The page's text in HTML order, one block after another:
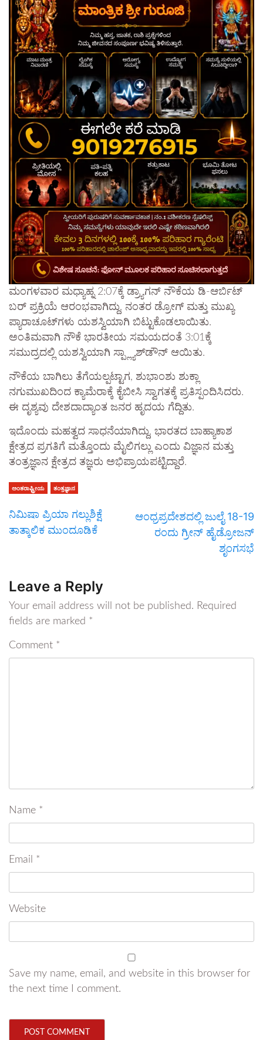
ಮಂಗಳವಾರ ಮಧ್ಯಾಹ್ನ 2:07ಕ್ಕೆ ಡ್ರ್ಯಾಗನ್ ನೌಕೆಯ ಡಿ-ಆರ್ಬಿಟ್‌
ಬರ್ ಪ್ರಕ್ರಿಯೆ ಆರಂಭವಾಗಿದ್ದು, ನಂತರ ಡ್ರೋಗ್ ಮತ್ತು ಮುಖ್ಯ
ಪ್ಯಾರಾಚೂಟ್‌ಗಳು ಯಶಸ್ವಿಯಾಗಿ ಬಿಟ್ಟುಕೊಡಲಾಯಿತು.
ಅಂತಿಮವಾಗಿ ನೌಕೆ ಭಾರತೀಯ ಸಮಯದಂತೆ 3:01ಕ್ಕೆ
ಸಮುದ್ರದಲ್ಲಿ ಯಶಸ್ವಿಯಾಗಿ ಸ್ಪ್ಲ್ಯಾಶ್‌ಡೌನ್ ಆಯಿತು.
ನೌಕೆಯ ಬಾಗಿಲು ತೆಗೆಯಲ್ಪಟ್ಟಾಗ, ಶುಭಾಂಶು ಶುಕ್ಲಾ
ನಗುಮುಖದಿಂದ ಕ್ಯಾಮೆರಾಕ್ಕೆ ಕೈಬೀಸಿ ಸ್ವಾಗತಕ್ಕೆ ಪ್ರತಿಸ್ಪಂದಿಸಿದರು.
ಈ ದೃಶ್ಯವು ದೇಶದಾದ್ಯಾಂತ ಜನರ ಹೃದಯ ಗೆದ್ದಿತು.
ಇದೊಂದು ಮಹತ್ವದ ಸಾಧನೆಯಾಗಿದ್ದು, ಭಾರತದ ಬಾಹ್ಯಾಕಾಶ
ಕ್ಷೇತ್ರದ ಪ್ರಗತಿಗೆ ಮತ್ತೊಂದು ಮೈಲಿಗಲ್ಲು ಎಂದು ವಿಜ್ಞಾನ ಮತ್ತು
ತಂತ್ರಜ್ಞಾನ ಕ್ಷೇತ್ರದ ತಜ್ಞರು ಅಭಿಪ್ರಾಯಪಟ್ಟಿದ್ದಾರೆ.
ಅಂತರಾಷ್ಟ್ರೀಯ ತಂತ್ರಜ್ಞಾನ
ನಿಮಿಷಾ ಪ್ರಿಯಾ ಗಲ್ಲುಶಿಕ್ಷೆ
ತಾತ್ಕಾಲಿಕ ಮುಂದೂಡಿಕೆ
ಆಂಧ್ರಪ್ರದೇಶದಲ್ಲಿ ಜುಲೈ 18-19
ರಂದು ಗ್ರೀನ್ ಹೈಡ್ರೋಜನ್
ಶೃಂಗಸಭೆ
Leave a Reply
Your email address will not be published. Required
fields are marked *
Comment *
Name *
Email *
Website
Save my name, email, and website in this browser for
the next time I comment.